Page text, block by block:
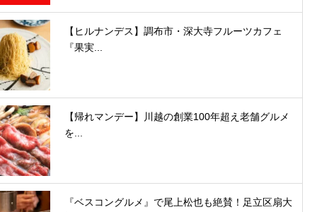
【ヒルナンデス】調布市・深大寺フルーツカフェ
『果実...
【帰れマンデー】川越の創業100年超え老舗グルメ
を...
『ベスコングルメ』で尾上松也も絶賛！足立区扇大